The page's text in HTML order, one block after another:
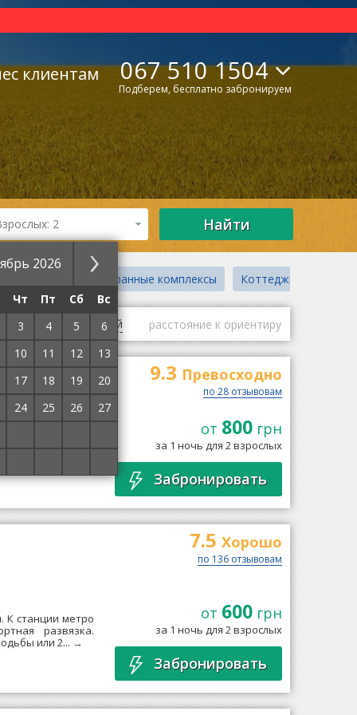
клиентам 067 510 1504
Подберем, бесплатно забронируем
2026
Чт Пт Сб
Вс
3 4 5
6
10 11 12
13
17 18 19
20
24 25 26
27
2 Найти
Гостинично-ресторанные комплексы Коттеджи
оценки гостей расстояние к ориентиру
автовокзала
Есть номера
в...
9.3 Превосходно
по 28 отзывовам
от 800грн
за 1 ночь для 2 взрослых
Забронировать
К станции метро
развязка.
или 2... →
7.5 Хорошо
по 136 отзывовам
от 600грн
за 1 ночь для 2 взрослых
Забронировать